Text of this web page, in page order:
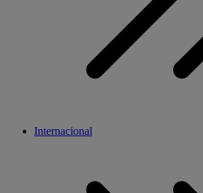
Internacional